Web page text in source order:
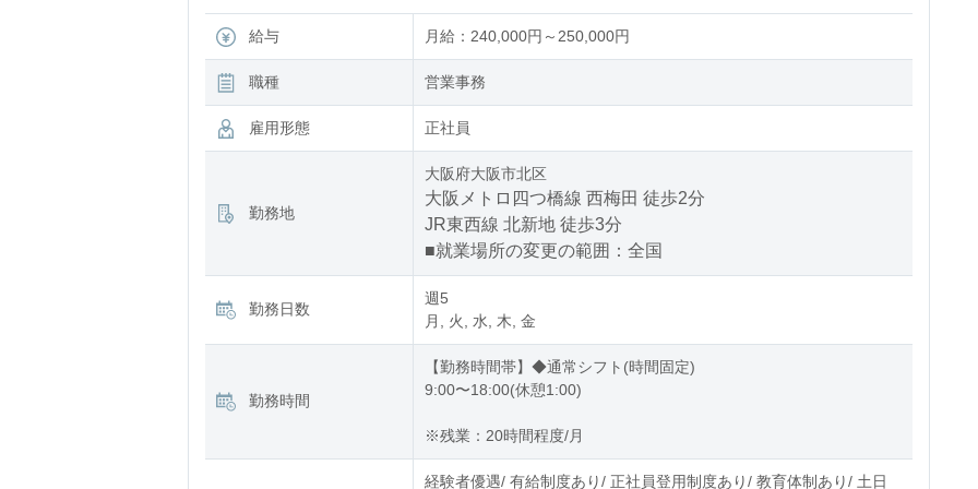
給与 月給：240,000円～250,000円
職種 営業事務
雇用形態 正社員
勤務地
大阪府大阪市北区
大阪メトロ四つ橋線 西梅田 徒歩2分
JR東西線 北新地 徒歩3分
■就業場所の変更の範囲：全国
勤務日数
週5
月, 火, 水, 木, 金
勤務時間
【勤務時間帯】◆通常シフト(時間固定)
9:00〜18:00(休憩1:00)
※残業：20時間程度/月
経験者優遇/ 有給制度あり/ 正社員登用制度あり/ 教育体制あり/ 土日